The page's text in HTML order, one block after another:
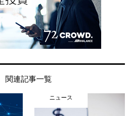
関連記事一覧
ニュース